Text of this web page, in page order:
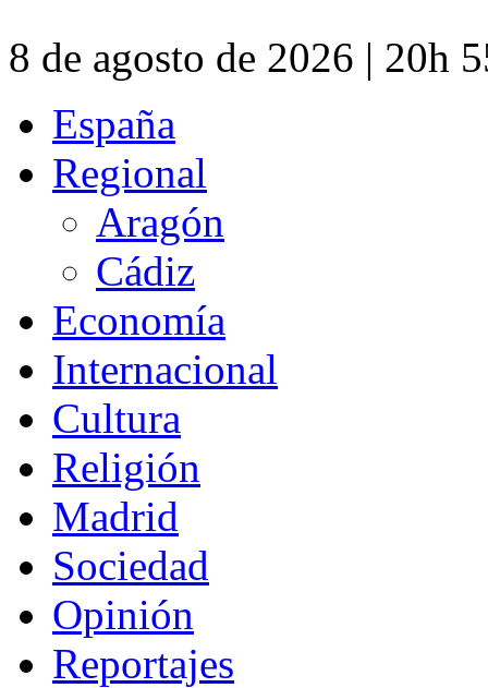
8 de agosto de 2026 | 20h
España
Regional
Aragón
Cádiz
Economía
Internacional
Cultura
Religión
Madrid
Sociedad
Opinión
Reportajes